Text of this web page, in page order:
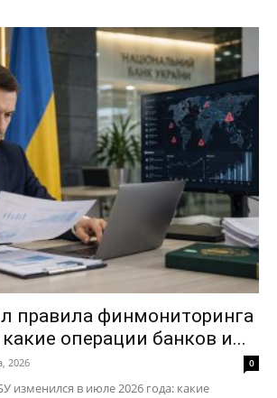
правила финмониторинга
какие операции банков и...
2026 0
изменился в июле 2026 года: какие